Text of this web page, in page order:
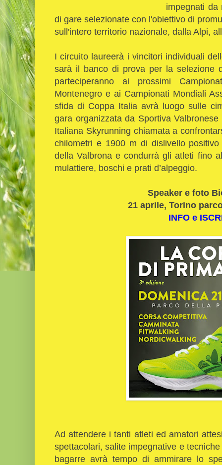
impegnati da
di gare selezionate con l'obiettivo di
sull'intero territorio nazionale, dalla Alpi,
I circuito laureerà i vincitori individuali
sarà il banco di prova per la selezione
parteciperanno ai prossimi
Montenegro e ai Campionati Mondiali
sfida di Coppa Italia avrà luogo sulle
gara organizzata da Sportiva
Italiana Skyrunning chiamata a
chilometri e 1900 m di dislivello
della Valbrona e condurrà gli atleti fino
mulattiere, boschi e prati d’alpeggio.
Speaker e foto
21 aprile, Torino
INFO e
Ad attendere i tanti atleti ed amatori
spettacolari, salite impegnative e
bagarre avrà tempo di ammirare lo